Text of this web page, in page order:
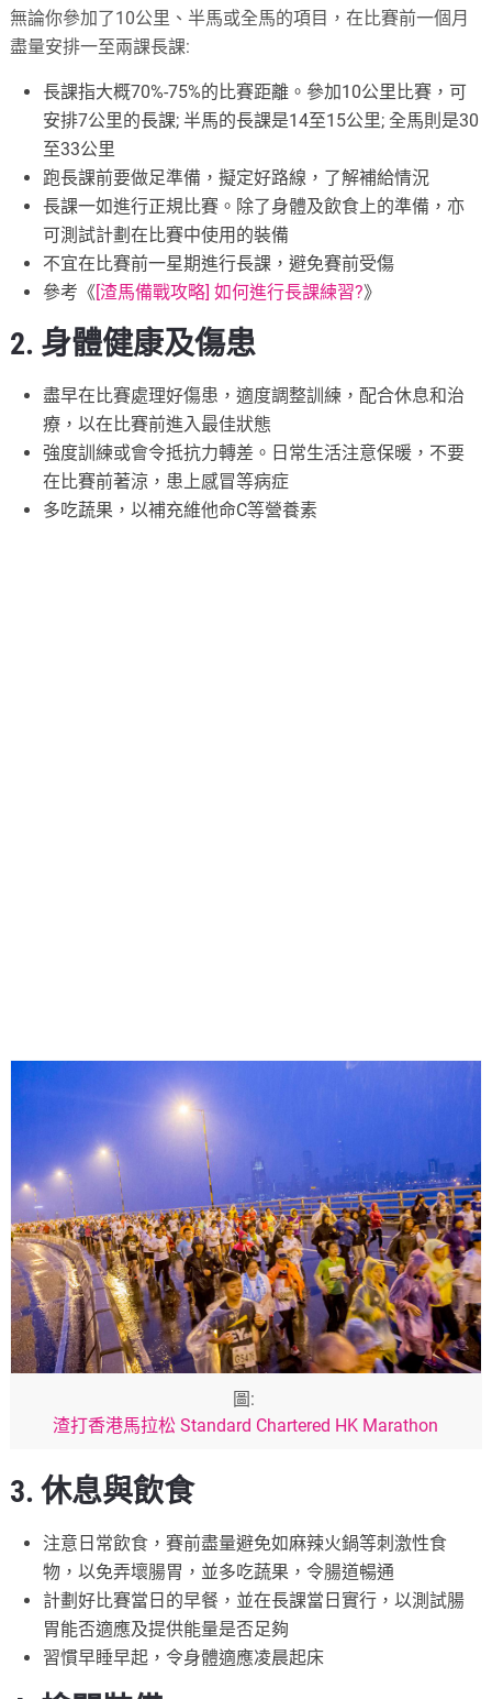
無論你參加了10公里、半馬或全馬的項目，在比賽前一個月
盡量安排一至兩課長課:
長課指大概70%-75%的比賽距離。參加10公里比賽，可
安排7公里的長課; 半馬的長課是14至15公里; 全馬則是30
至33公里
跑長課前要做足準備，擬定好路線，了解補給情況
長課一如進行正規比賽。除了身體及飲食上的準備，亦
可測試計劃在比賽中使用的裝備
不宜在比賽前一星期進行長課，避免賽前受傷
參考《[渣馬備戰攻略] 如何進行長課練習?》
2. 身體健康及傷患
盡早在比賽處理好傷患，適度調整訓練，配合休息和治
療，以在比賽前進入最佳狀態
強度訓練或會令抵抗力轉差。日常生活注意保暖，不要
在比賽前著涼，患上感冒等病症
多吃蔬果，以補充維他命C等營養素
圖:
渣打香港馬拉松 Standard Chartered HK Marathon
3. 休息與飲食
注意日常飲食，賽前盡量避免如麻辣火鍋等刺激性食
物，以免弄壞腸胃，並多吃蔬果，令腸道暢通
計劃好比賽當日的早餐，並在長課當日實行，以測試腸
胃能否適應及提供能量是否足夠
習慣早睡早起，令身體適應凌晨起床